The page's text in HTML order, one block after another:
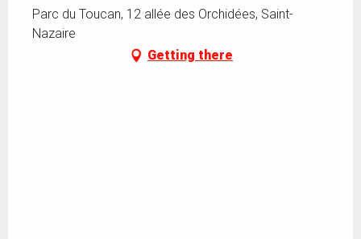
Parc du Toucan, 12 allée des Orchidées, Saint-
Nazaire
Getting there